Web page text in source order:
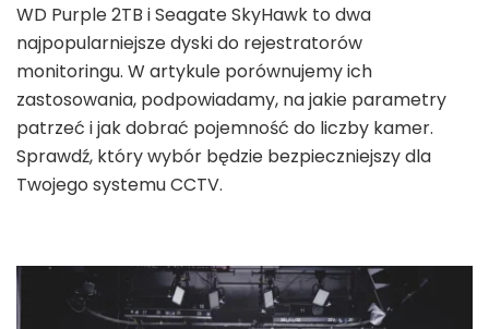
WD Purple 2TB i Seagate SkyHawk to dwa
najpopularniejsze dyski do rejestratorów
monitoringu. W artykule porównujemy ich
zastosowania, podpowiadamy, na jakie parametry
patrzeć i jak dobrać pojemność do liczby kamer.
Sprawdź, który wybór będzie bezpieczniejszy dla
Twojego systemu CCTV.